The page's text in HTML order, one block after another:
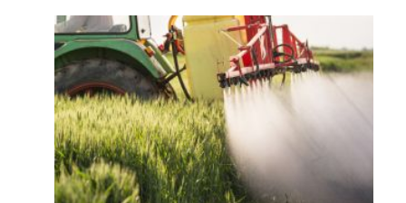
après
avantRéglementation
de
l'usage
des
pesticides